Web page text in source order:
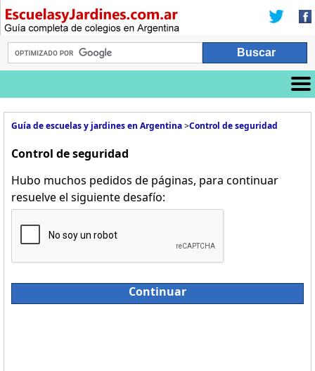
Guía de escuelas y jardines en Argentina>Control de seguridad
Control de seguridad
Hubo muchos pedidos de páginas, para continuar
resuelve el siguiente desafío:
Continuar